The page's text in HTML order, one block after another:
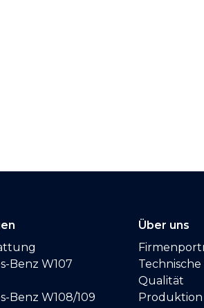
Benz W107
Benz W108/109
Über uns
Qualität
Produktion